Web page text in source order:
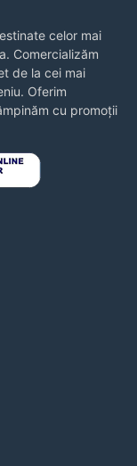
celor mai
Comercializăm
de la cei mai
Oferim
cu promoții